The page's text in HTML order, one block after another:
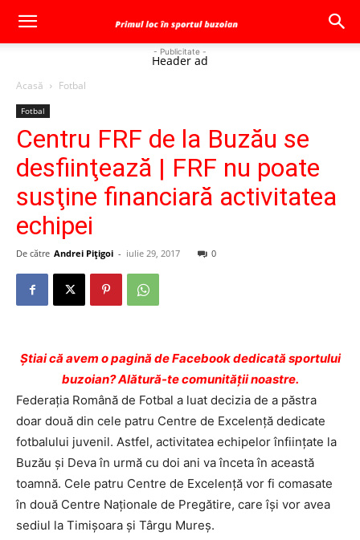
- Publicitate -
Header ad
Acasă Fotbal
Fotbal
Centru FRF de la Buzău se
desfiinţează | FRF nu poate
susţine financiară activitatea
echipei
De către Andrei Pițigoi - iulie 29, 2017 0
Ştiai că avem o pagină de Facebook dedicată sportului
buzoian? Alătură-te comunității noastre.
Federaţia Română de Fotbal a luat decizia de a păstra
doar două din cele patru Centre de Excelenţă dedicate
fotbalului juvenil. Astfel, activitatea echipelor înfiinţate la
Buzău şi Deva în urmă cu doi ani va înceta în această
toamnă. Cele patru Centre de Excelență vor fi comasate
în două Centre Naționale de Pregătire, care îşi vor avea
sediul la Timişoara şi Târgu Mureş.